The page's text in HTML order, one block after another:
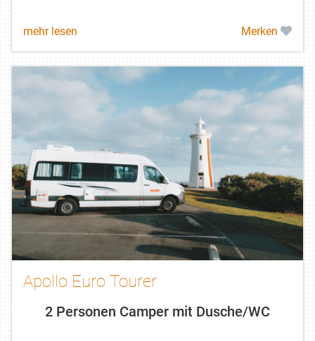
mehr lesen Merken
Apollo Euro Tourer
2 Personen Camper mit Dusche/WC